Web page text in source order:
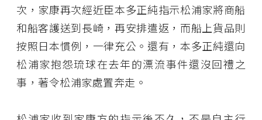
次，家康再次經近臣本多正純指示松浦家將商船
和船客護送到長崎，再安排遣返，而船上貨品則
按照日本慣例，一律充公。還有，本多正純還向
松浦家抱怨琉球在去年的漂流事件還沒回禮之
事，著令松浦家處置奔走。